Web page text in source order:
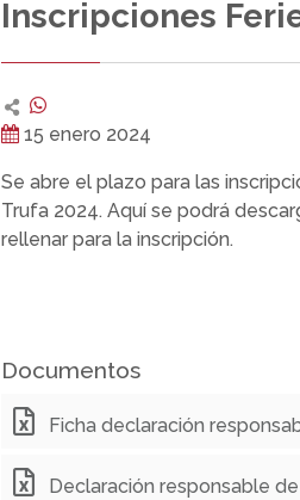
Inscripciones
15 enero 2024
Se abre el plazo para las
Trufa 2024. Aquí se podrá
rellenar para la inscripción.
Documentos
Ficha declaración
Declaración responsable